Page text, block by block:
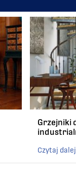
Grzejniki
Czytaj